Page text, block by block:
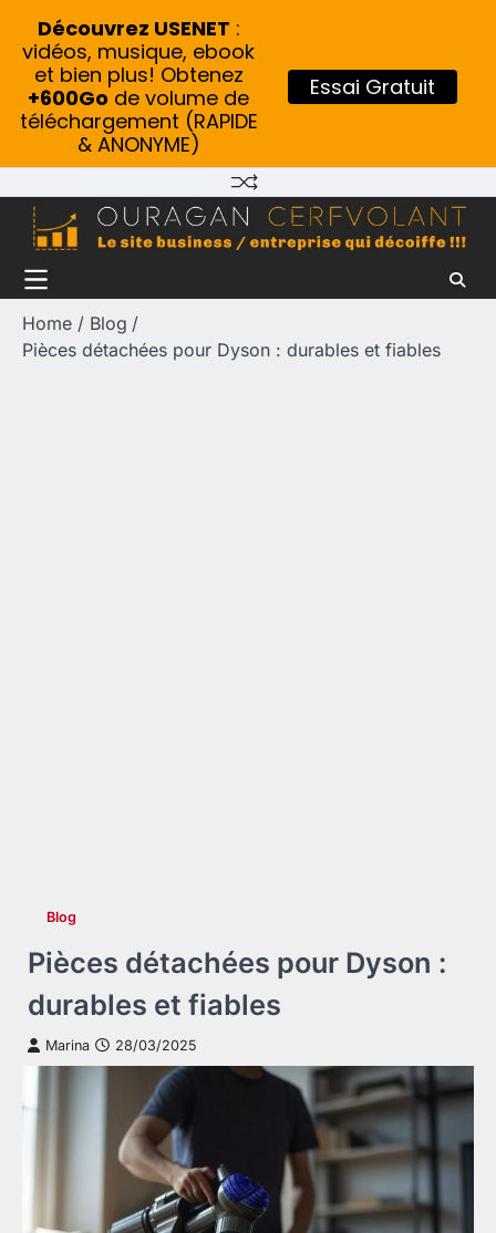
content
Home
Blog
Pièces détachées pour Dyson : durables et fiables
Blog
Pièces détachées pour Dyson :
durables et fiables
Marina 28/03/2025
Découvrez USENET :
vidéos, musique, ebook
et bien plus! Obtenez
+600Go de volume de
téléchargement (RAPIDE
& ANONYME)
Essai Gratuit